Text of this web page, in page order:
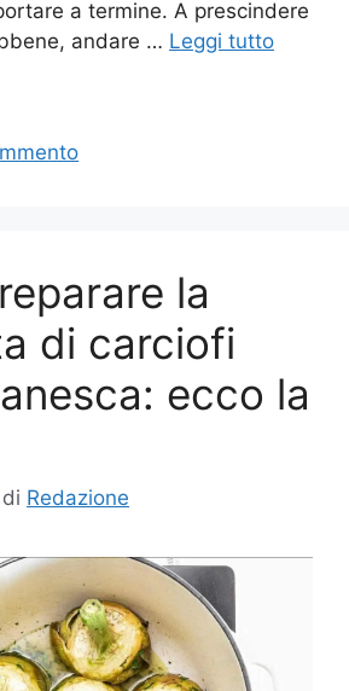
a termine. A prescindere
andare … Leggi tutto
la
di carciofi
ecco la
di Redazione